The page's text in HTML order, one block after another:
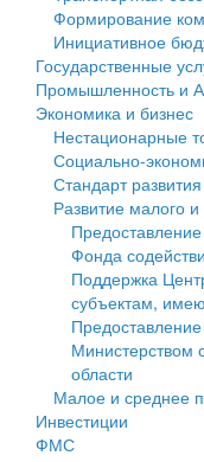
Государственные
Промышленность и
Экономика и бизнес
Символика
Устав
Гостям округа
Туризм
Культура
Образование
Здравоохранение
Социальная защита
Фотоальбом
муниципального
Администрация
Тверской области
Управление
Открытые данные
Работа с
Муниципальный
Муниципальные
Проекты
Финансовое
Бюджет для
Имущество
Выявление
объектов
Имущественная
среднего
Информационная
среднего
Формирование
Инициативное
Государственные
Промышленность и
Экономика и бизнес
Нестационарные
Социально-
Стандарт
Развитие малого
Фонда
Поддержка
субъектам,
Предоставление
Министерством
области
Малое и среднее
Инвестиции
ФМС